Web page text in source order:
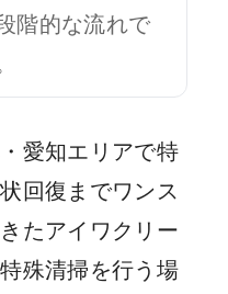
階的な流れで
愛知エリアで特
回復までワンス
たアイワクリー
殊清掃を行う場